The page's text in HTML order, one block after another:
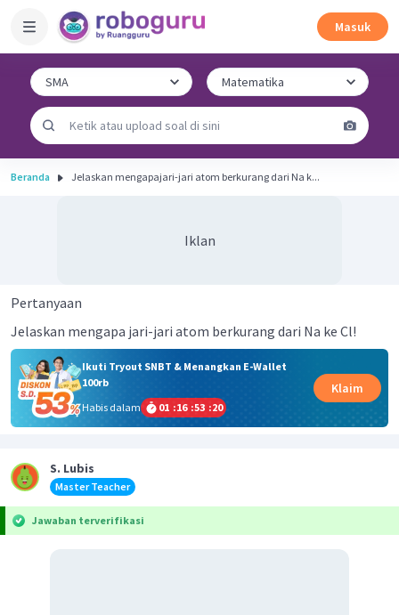
Masuk
Beranda Jelaskan mengapajari-jari atom berkurang dari Na k...
Iklan
Pertanyaan
Jelaskan mengapa jari-jari atom berkurang dari Na ke Cl!
Ikuti Tryout SNBT & Menangkan E-Wallet
100rb
Habis dalam
01 :16 :53 :20
Klaim
S. Lubis
Master Teacher
Jawaban terverifikasi